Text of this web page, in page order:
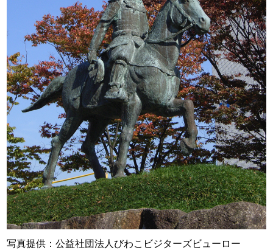
写真提供：公益社団法人びわこビジターズビューロー